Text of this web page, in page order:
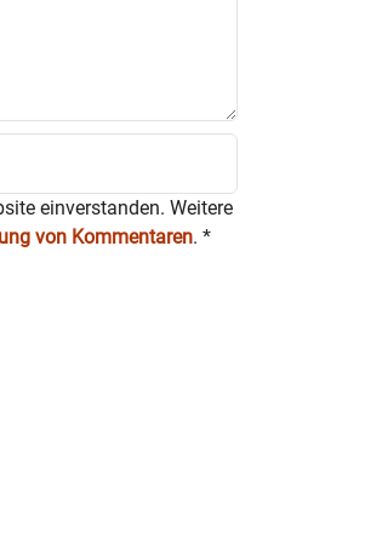
einverstanden. Weitere
von Kommentaren. *